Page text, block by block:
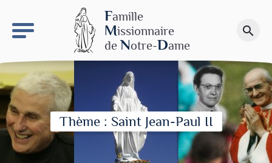
Famille
Missionnaire
de Notre-Dame
search
Faire un don
Thème : Saint Jean-Paul II